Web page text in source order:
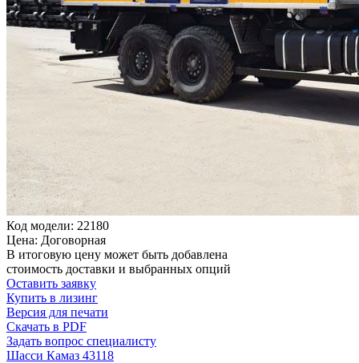
Код модели: 22180
Цена: Договорная
В итоговую цену может быть добавлена
стоимость доставки и выбранных опций
Оставить заявку
Купить в лизинг
Версия для печати
Скачать в PDF
Задать вопрос специалисту
Шасси Камаз 43118